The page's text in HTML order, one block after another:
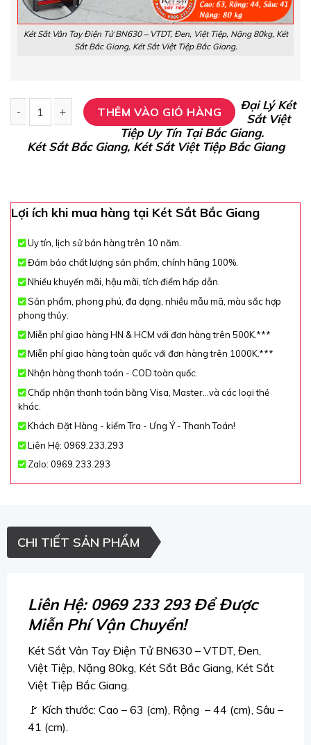
Két Sắt Vân Tay Điện Tử BN630 – VTDT, Đen, Việt Tiệp, Nặng 80kg, Két
Sắt Bắc Giang, Két Sắt Việt Tiệp Bắc Giang.
Két Sắt Vân Tay Điện Tử BN630 – VTDT, Đen, Việt Tiệp,
THÊM VÀO GIỎ HÀNG
Đại Lý Két
Sắt Việt
Tiệp Uy Tín Tại Bắc Giang.
Két Sắt Bắc Giang, Két Sắt Việt Tiệp Bắc Giang
Lợi ích khi mua hàng tại Két Sắt Bắc Giang
Uy tín, lịch sử bán hàng trên 10 năm.
Đảm bảo chất lượng sản phẩm, chính hãng 100%.
Nhiều khuyến mãi, hậu mãi, tích điểm hấp dẫn.
Sản phẩm, phong phú, đa dạng, nhiều mẫu mã, màu sắc hợp
phong thủy.
Miễn phí giao hàng HN & HCM với đơn hàng trên 500K.***
Miễn phí giao hàng toàn quốc với đơn hàng trên 1000K.***
Nhận hàng thanh toán - COD toàn quốc.
Chấp nhận thanh toán bằng Visa, Master...và các loại thẻ
khác.
Khách Đặt Hàng - kiểm Tra - Ưng Ý - Thanh Toán!
Liên Hệ: 0969.233.293
Zalo: 0969.233.293
CHI TIẾT SẢN PHẨM
Liên Hệ: 0969 233 293 Để Được
Miễn Phí Vận Chuyển!
Két Sắt Vân Tay Điện Tử BN630 – VTDT, Đen,
Việt Tiệp, Nặng 80kg, Két Sắt Bắc Giang, Két Sắt
Việt Tiệp Bắc Giang.
🚩 Kích thước: Cao – 63 (cm), Rộng – 44 (cm), Sâu –
41 (cm).